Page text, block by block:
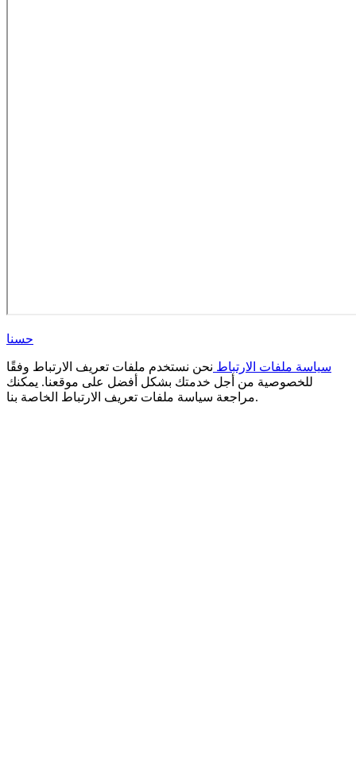
حسنا
سياسة ملفات الارتباط نحن نستخدم ملفات تعريف الارتباط وفقًا
للخصوصية من أجل خدمتك بشكل أفضل على موقعنا. يمكنك
مراجعة سياسة ملفات تعريف الارتباط الخاصة بنا.